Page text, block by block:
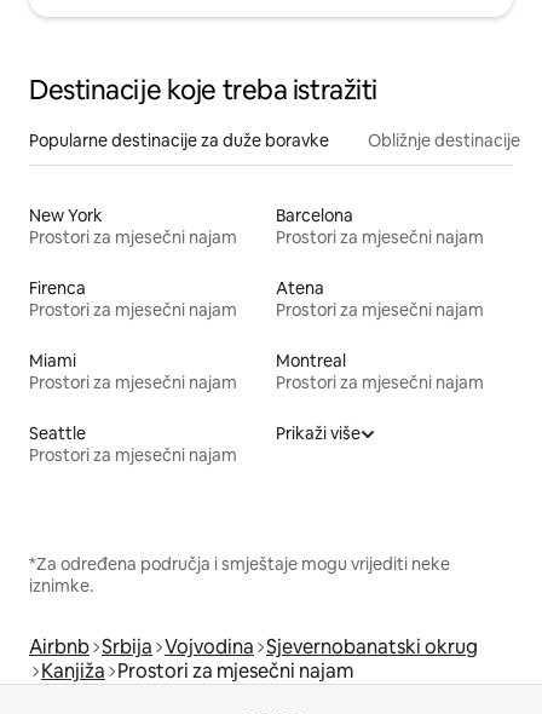
Destinacije koje treba istražiti
Popularne destinacije za duže boravke Obližnje destinacije
New York
Prostori za mjesečni najam
Barcelona
Prostori za mjesečni najam
Firenca
Prostori za mjesečni najam
Atena
Prostori za mjesečni najam
Miami
Prostori za mjesečni najam
Montreal
Prostori za mjesečni najam
Seattle
Prostori za mjesečni najam
Prikaži više
*Za određena područja i smještaje mogu vrijediti neke
iznimke.
Airbnb Srbija Vojvodina Sjevernobanatski okrug
Kanjiža Prostori za mjesečni najam